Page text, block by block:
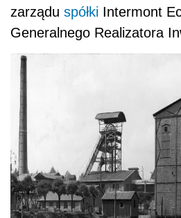
zarządu spółki Intermont
Generalnego Realizatora